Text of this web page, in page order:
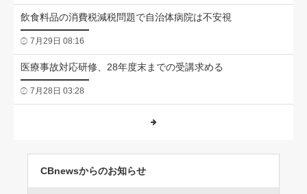
飲食料品の消費税減税問題で自治体病院は不安視
7月29日 08:16
医療事故対応研修、28年度末までの受講求める
7月28日 03:28
CBnewsからのお知らせ